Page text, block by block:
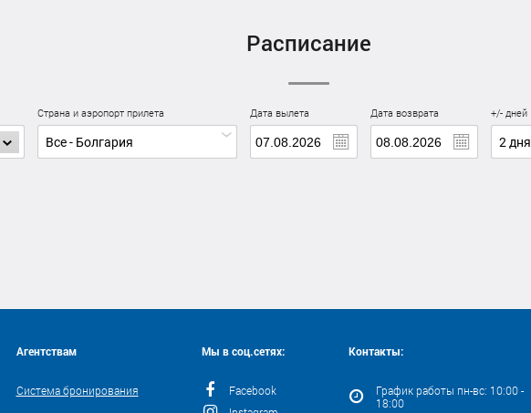
Расписание
Страна и аэропорт прилета
Все - Болгария
Дата вылета Дата возврата +/- дней
2 дня
Агентствам
Система бронирования
Мы в соц.сетях:
Facebook
Контакты:
График работы пн-вс: 10:00 -
18:00